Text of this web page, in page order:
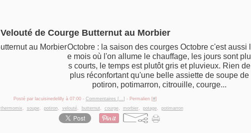
Velouté de Courge Butternut au Morbier
Octobre : la saison des courges Octobre c'est aussi l
e mois où l'on allume le chauffage, les jours sont plu
s courts, le temps est plutôt gris et pluvieux. Rien de
plus réconfortant qu'une belle assiette de soupe de
potiron, potimarron, citrouille, courge...
Posté par lacuisinedelilly à 07:00 - Commentaires [ …] - Permalien [#]
thermomix , soupe, potiron, velouté, butternut , courge, morbier, potage, potimarron